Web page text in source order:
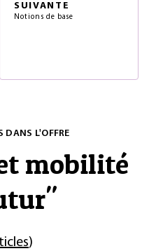
SUIVANTE
Notions de base
DANS L'OFFRE
mobilité
"
)